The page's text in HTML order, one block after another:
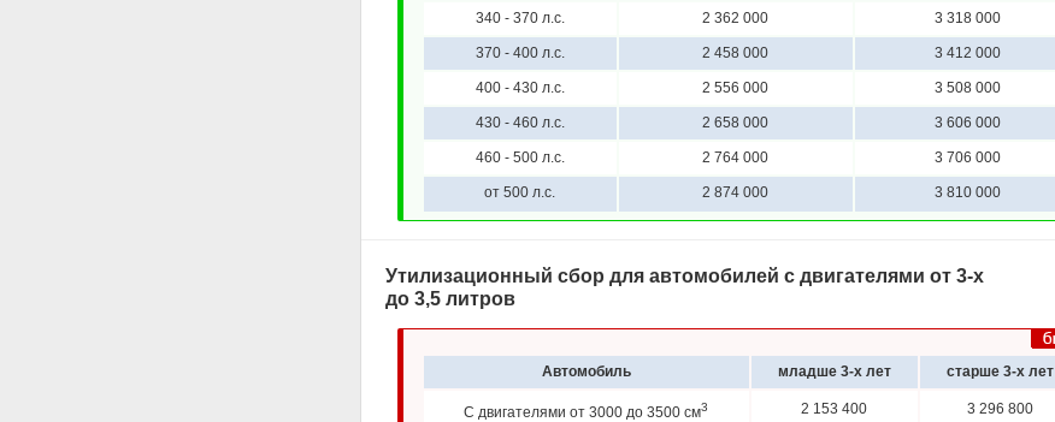
340 - 370 л.с. 2 362 000 3 318 000
370 - 400 л.с. 2 458 000 3 412 000
400 - 430 л.с. 2 556 000 3 508 000
430 - 460 л.с. 2 658 000 3 606 000
460 - 500 л.с. 2 764 000 3 706 000
от 500 л.с. 2 874 000 3 810 000
Утилизационный сбор для автомобилей с двигателями от 3-х
до 3,5 литров
Автомобиль младше 3-х лет старше 3-х лет
С двигателями от 3000 до 3500 см3 2 153 400 3 296 800